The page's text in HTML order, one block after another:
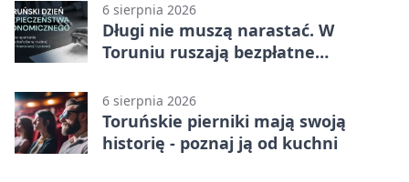
6 sierpnia 2026
Długi nie muszą narastać. W
Toruniu ruszają bezpłatne
6 sierpnia 2026
Toruńskie pierniki mają swoją
historię - poznaj ją od kuchni